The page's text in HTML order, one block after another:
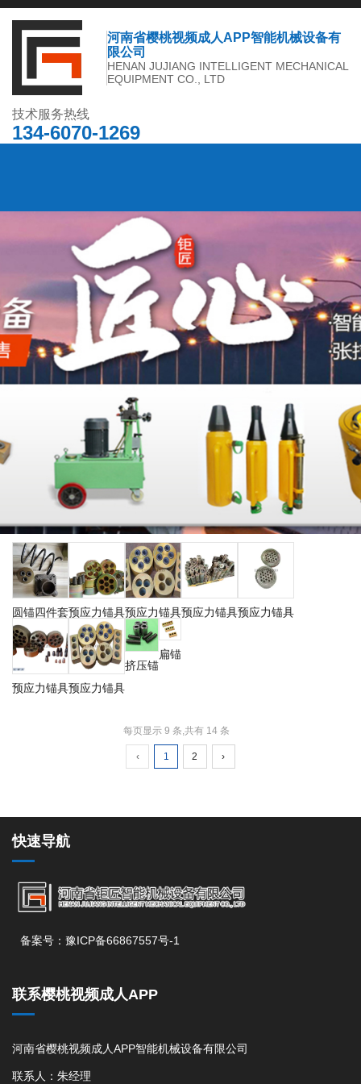
河南省樱桃视频成人APP智能机械设备有
限公司
HENAN JUJIANG INTELLIGENT MECHANICAL
EQUIPMENT CO., LTD
技术服务热线
134-6070-1269
圆锚四件套预应力锚具预应力锚具预应力锚具预应力锚具
预应力锚具预应力锚具
挤压锚
扁锚
每页显示 9 条,共有 14 条
‹ 1 2 ›
快速导航
备案号：豫ICP备66867557号-1
联系樱桃视频成人APP
河南省樱桃视频成人APP智能机械设备有限公司
联系人：朱经理